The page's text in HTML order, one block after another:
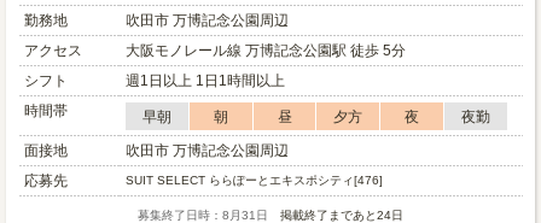
勤務地
吹田市 万博記念公園周辺
アクセス
大阪モノレール線 万博記念公園駅 徒歩 5分
シフト
週1日以上 1日1時間以上
時間帯
早朝 朝 昼 夕方 夜
夜勤
面接地
吹田市 万博記念公園周辺
応募先
SUIT SELECT ららぽーとエキスポシティ[476]
募集終了日時：8月31日 掲載終了まであと24日